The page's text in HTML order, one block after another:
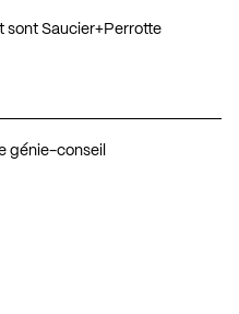
sont Saucier+Perrotte
génie-conseil